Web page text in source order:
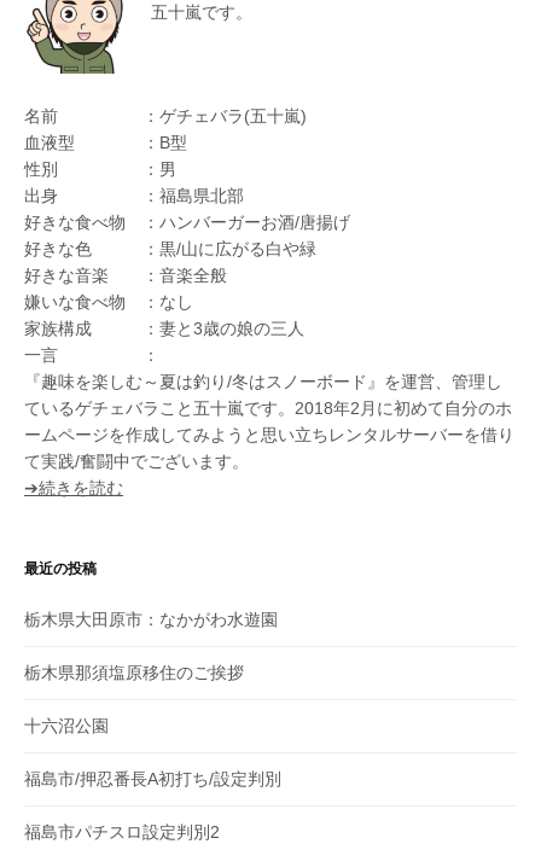
五十嵐です。
名前 ：ゲチェバラ(五十嵐)
血液型 ：B型
性別 ：男
出身 ：福島県北部
好きな食べ物 ：ハンバーガーお酒/唐揚げ
好きな色 ：黒/山に広がる白や緑
好きな音楽 ：音楽全般
嫌いな食べ物 ：なし
家族構成 ：妻と3歳の娘の三人
一言 ：
『趣味を楽しむ～夏は釣り/冬はスノーボード』を運営、管理し
ているゲチェバラこと五十嵐です。2018年2月に初めて自分のホ
ームページを作成してみようと思い立ちレンタルサーバーを借り
て実践/奮闘中でございます。
➔続きを読む
最近の投稿
栃木県大田原市：なかがわ水遊園
栃木県那須塩原移住のご挨拶
十六沼公園
福島市/押忍番長A初打ち/設定判別
福島市パチスロ設定判別2